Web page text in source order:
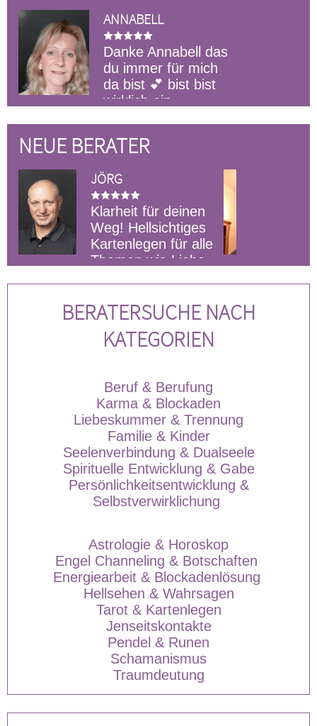
ANNABELL
Danke Annabell das
du immer für mich
da bist 💕 bist bist
wirklich ein
dich gibt 🥰
NEUE BERATER
für deinen
für alle
Lösungsorientiertes
Kartenlegen. Engel-
Botschaften durch
Channeling, Lösung
BERATERSUCHE NACH
KATEGORIEN
Beruf & Berufung
Karma & Blockaden
Liebeskummer & Trennung
Familie & Kinder
Seelenverbindung & Dualseele
Spirituelle Entwicklung & Gabe
Persönlichkeitsentwicklung &
Selbstverwirklichung
Astrologie & Horoskop
Engel Channeling & Botschaften
Energiearbeit & Blockadenlösung
Hellsehen & Wahrsagen
Tarot & Kartenlegen
Jenseitskontakte
Pendel & Runen
Schamanismus
Traumdeutung